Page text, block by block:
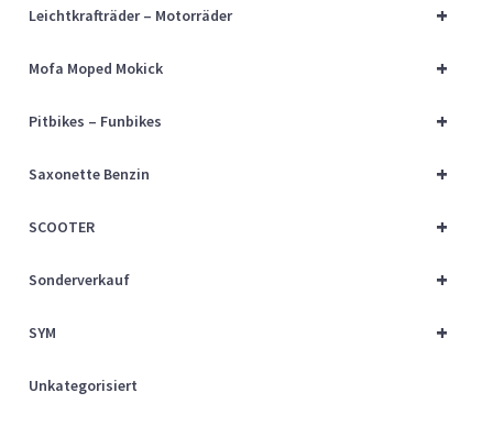
+
Leichtkrafträder – Motorräder
+
Mofa Moped Mokick
+
Pitbikes – Funbikes
+
Saxonette Benzin
+
SCOOTER
+
Sonderverkauf
+
SYM
Unkategorisiert